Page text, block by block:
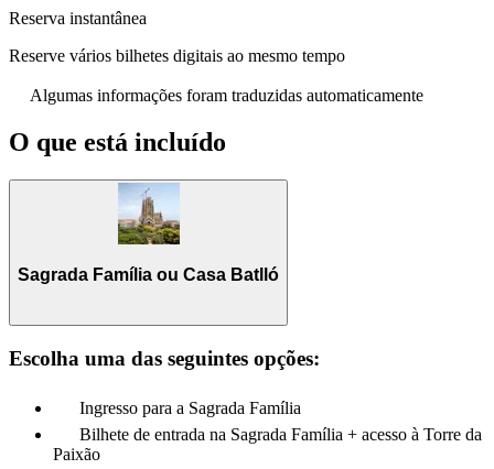
Reserva instantânea
Reserve vários bilhetes digitais ao mesmo tempo
Algumas informações foram traduzidas automaticamente
O que está incluído
Sagrada Família ou Casa Batlló
Escolha uma das seguintes opções:
Ingresso para a Sagrada Família
Bilhete de entrada na Sagrada Família + acesso à Torre da
Paixão